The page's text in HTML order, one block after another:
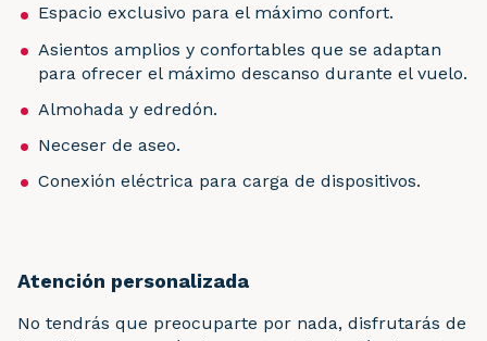
Espacio exclusivo para el máximo confort.
Asientos amplios y confortables que se adaptan
para ofrecer el máximo descanso durante el vuelo.
Almohada y edredón.
Neceser de aseo.
Conexión eléctrica para carga de dispositivos.
Atención personalizada
No tendrás que preocuparte por nada, disfrutarás de